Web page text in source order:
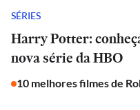
SÉRIES
Harry Potter:
nova série da HBO
10 melhores filmes de